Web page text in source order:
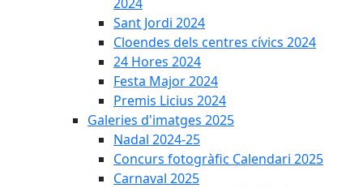
Sant Jordi 2024
Cloendes dels centres cívics 2024
24 Hores 2024
Festa Major 2024
Premis Licius 2024
Galeries d'imatges 2025
Nadal 2024-25
Concurs fotogràfic Calendari 2025
Carnaval 2025